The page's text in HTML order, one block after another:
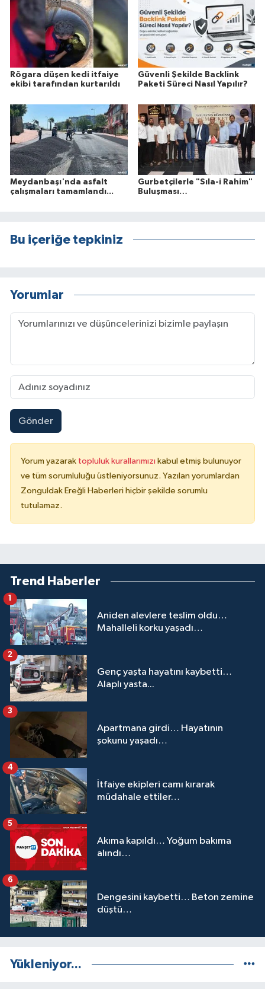
Rögara düşen kedi itfaiye
ekibi tarafından kurtarıldı
Güvenli Şekilde Backlink
Paketi Süreci Nasıl Yapılır?
Meydanbaşı'nda asfalt
çalışmaları tamamlandı...
Gurbetçilerle "Sıla-i Rahim"
Buluşması…
Bu içeriğe tepkiniz
Yorumlar
Gönder
Yorum yazarak topluluk kurallarımızı kabul etmiş bulunuyor
ve tüm sorumluluğu üstleniyorsunuz. Yazılan yorumlardan
Zonguldak Ereğli Haberleri hiçbir şekilde sorumlu
tutulamaz.
Trend Haberler
Aniden alevlere teslim oldu…
Mahalleli korku yaşadı…
1
Genç yaşta hayatını kaybetti…
Alaplı yasta...
2
Apartmana girdi… Hayatının
şokunu yaşadı…
3
İtfaiye ekipleri camı kırarak
müdahale ettiler…
4
Akıma kapıldı… Yoğum bakıma
alındı…
5
Dengesini kaybetti… Beton zemine
düştü…
6
Yükleniyor...